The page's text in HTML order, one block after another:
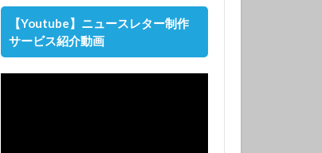
【Youtube】ニュースレター制作
サービス紹介動画
動